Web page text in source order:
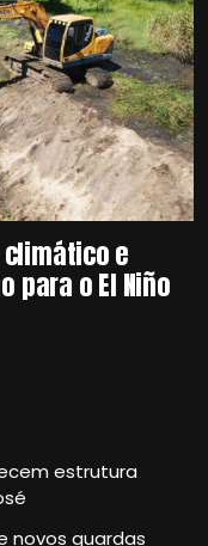
e
para o El Niño
estrutura
novos guardas